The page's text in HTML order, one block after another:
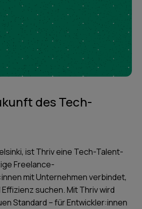
des Tech-
ist Thriv eine Tech-Talent-
Freelance-
mit Unternehmen verbindet,
suchen. Mit Thriv wird
Standard – für Entwickler:innen